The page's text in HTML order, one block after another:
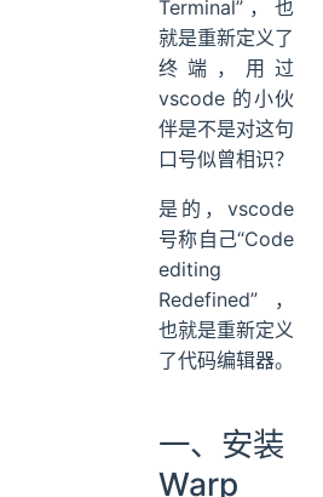
Terminal”，也
就是重新定义了
终端，用过
vscode 的小伙
伴是不是对这句
口号似曾相识？
是的，vscode
号称自己“Code
editing
Redefined”，
也就是重新定义
了代码编辑器。
一、安装
Warp